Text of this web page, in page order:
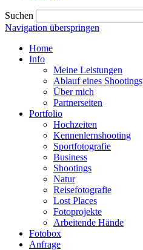
Suchen
Navigation überspringen
Home
Info
Meine Leistungen
Ablauf eines Shootings
Über mich
Partnerseiten
Portfolio
Hochzeiten
Kennenlernshooting
Sportfotografie
Business
Shootings
Natur
Reisefotografie
Lost Places
Fotoprojekte
Arbeitende Hände
Fotobox
Anfrage